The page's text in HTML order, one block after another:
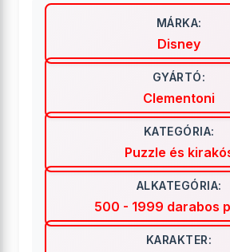
MÁRKA:
Disney
GYÁRTÓ:
Clementoni
KATEGÓRIA:
Puzzle és
ALKATEGÓRIA:
500 - 1999 darabos
KARAKTER: